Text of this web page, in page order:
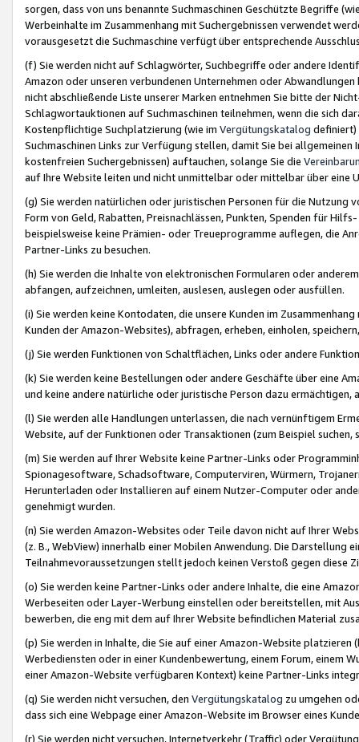
sorgen, dass von uns benannte Suchmaschinen Geschützte Begriffe
Werbeinhalte im Zusammenhang mit Suchergebnissen verwendet
vorausgesetzt die Suchmaschine verfügt über entsprechende
(f) Sie werden nicht auf Schlagwörter, Suchbegriffe oder andere
Amazon oder unseren verbundenen Unternehmen oder
nicht abschließende Liste unserer Marken entnehmen Sie bitte der
Schlagwortauktionen auf Suchmaschinen teilnehmen, wenn die sich
Kostenpflichtige Suchplatzierung (wie im Vergütungskatalog definiert)
Suchmaschinen Links zur Verfügung stellen, damit Sie bei
kostenfreien Suchergebnissen) auftauchen, solange Sie die
auf Ihre Website leiten und nicht unmittelbar oder mittelbar über eine
(g) Sie werden natürlichen oder juristischen Personen für die Nutzung
Form von Geld, Rabatten, Preisnachlässen, Punkten, Spenden für
beispielsweise keine Prämien- oder Treueprogramme auflegen, die
Partner-Links zu besuchen.
(h) Sie werden die Inhalte von elektronischen Formularen oder
abfangen, aufzeichnen, umleiten, auslesen, auslegen oder ausfüllen.
(i) Sie werden keine Kontodaten, die unsere Kunden im
Kunden der Amazon-Websites), abfragen, erheben, einholen,
(j) Sie werden Funktionen von Schaltflächen, Links oder andere
(k) Sie werden keine Bestellungen oder andere Geschäfte über eine
und keine andere natürliche oder juristische Person dazu
(l) Sie werden alle Handlungen unterlassen, die nach vernünftigem
Website, auf der Funktionen oder Transaktionen (zum Beispiel
(m) Sie werden auf Ihrer Website keine Partner-Links oder
Spionagesoftware, Schadsoftware, Computerviren, Würmern,
Herunterladen oder Installieren auf einem Nutzer-Computer oder
genehmigt wurden.
(n) Sie werden Amazon-Websites oder Teile davon nicht auf Ihrer
(z. B., WebView) innerhalb einer Mobilen Anwendung. Die Darstellung
Teilnahmevoraussetzungen stellt jedoch keinen Verstoß gegen diese
(o) Sie werden keine Partner-Links oder andere Inhalte, die eine
Werbeseiten oder Layer-Werbung einstellen oder bereitstellen, mit
bewerben, die eng mit dem auf Ihrer Website befindlichen Material
(p) Sie werden in Inhalte, die Sie auf einer Amazon-Website
Werbediensten oder in einer Kundenbewertung, einem Forum, einem
einer Amazon-Website verfügbaren Kontext) keine Partner-Links
(q) Sie werden nicht versuchen, den Vergütungskatalog zu umgehen
dass sich eine Webpage einer Amazon-Website im Browser eines
(r) Sie werden nicht versuchen, Internetverkehr (Traffic) oder